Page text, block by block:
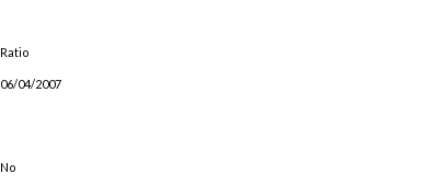
Ratio
06/04/2007
No